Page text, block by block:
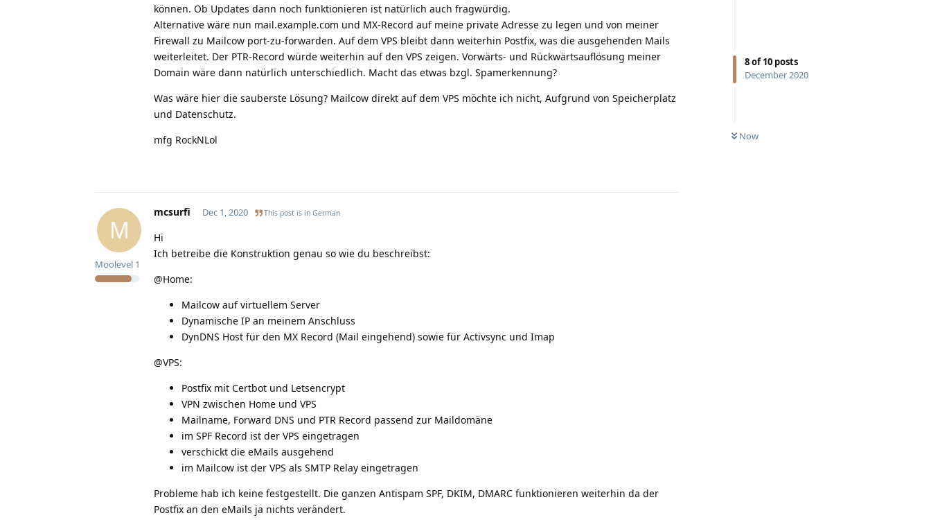
8of10 posts
December 2020
Now
können. Ob Updates dann noch funktionieren ist natürlich auch fragwürdig.
Alternative wäre nun mail.example.com und MX-Record auf meine private Adresse zu legen und von meiner
Firewall zu Mailcow port-zu-forwarden. Auf dem VPS bleibt dann weiterhin Postfix, was die ausgehenden Mails
weiterleitet. Der PTR-Record würde weiterhin auf den VPS zeigen. Vorwärts- und Rückwärtsauflösung meiner
Domain wäre dann natürlich unterschiedlich. Macht das etwas bzgl. Spamerkennung?
Was wäre hier die sauberste Lösung? Mailcow direkt auf dem VPS möchte ich nicht, Aufgrund von Speicherplatz
und Datenschutz.
mfg RockNLol
M
mcsurfi
Moolevel 1
Dec 1, 2020 This post is in German
Hi
Ich betreibe die Konstruktion genau so wie du beschreibst:
@Home:
Mailcow auf virtuellem Server
Dynamische IP an meinem Anschluss
DynDNS Host für den MX Record (Mail eingehend) sowie für Activsync und Imap
@VPS:
Postfix mit Certbot und Letsencrypt
VPN zwischen Home und VPS
Mailname, Forward DNS und PTR Record passend zur Maildomäne
im SPF Record ist der VPS eingetragen
verschickt die eMails ausgehend
im Mailcow ist der VPS als SMTP Relay eingetragen
Probleme hab ich keine festgestellt. Die ganzen Antispam SPF, DKIM, DMARC funktionieren weiterhin da der
Postfix an den eMails ja nichts verändert.